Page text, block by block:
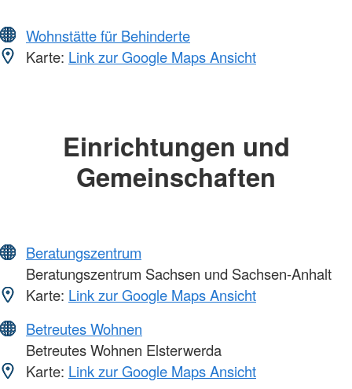
Wohnstätte für Behinderte
Karte: Link zur Google Maps Ansicht
Einrichtungen und
Gemeinschaften
Beratungszentrum
Beratungszentrum Sachsen und Sachsen-Anhalt
Karte: Link zur Google Maps Ansicht
Betreutes Wohnen
Betreutes Wohnen Elsterwerda
Karte: Link zur Google Maps Ansicht